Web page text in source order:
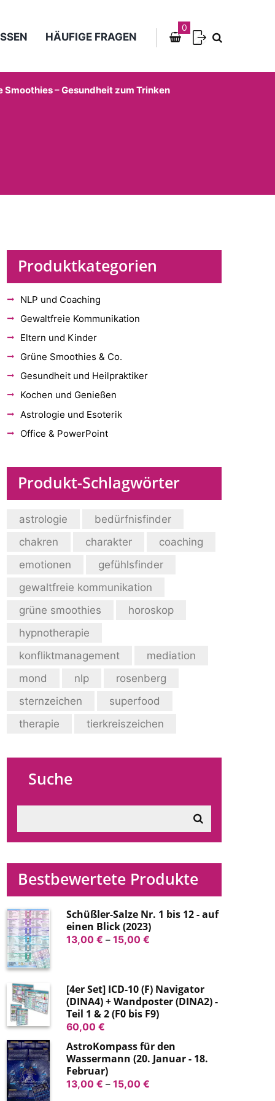
HÄUFIGE FRAGEN
0
Smoothies – Gesundheit zum Trinken
Produktkategorien
NLP und Coaching
Gewaltfreie Kommunikation
Eltern und Kinder
Grüne Smoothies & Co.
Gesundheit und Heilpraktiker
Kochen und Genießen
Astrologie und Esoterik
Office & PowerPoint
Produkt-Schlagwörter
astrologie
bedürfnisfinder
chakren
charakter
coaching
emotionen
gefühlsfinder
gewaltfreie kommunikation
grüne smoothies
horoskop
hypnotherapie
konfliktmanagement
mediation
mond
nlp
rosenberg
sternzeichen
superfood
therapie
tierkreiszeichen
Suche
Bestbewertete Produkte
Schüßler-Salze Nr. 1 bis 12 - auf
einen Blick (2023)
13,00 € – 15,00 €Preisspanne:
15,00 €
[4er Set] ICD-10 (F) Navigator
(DINA4) + Wandposter (DINA2) -
Teil 1 & 2 (F0 bis F9)
60,00 €
AstroKompass für den
Wassermann (20. Januar - 18.
Februar)
13,00 € – 15,00 €Preisspanne: